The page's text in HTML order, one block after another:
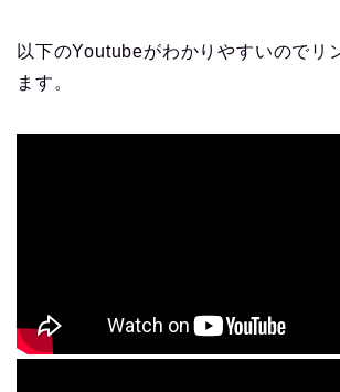
以下のYoutubeがわかりやすいのでリ
ます。